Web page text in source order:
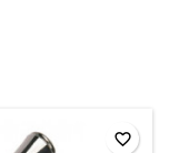
favorite_border